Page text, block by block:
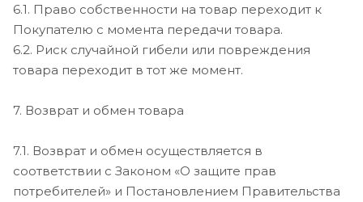
6.1. Право собственности на товар переходит к
Покупателю с момента передачи товара.
6.2. Риск случайной гибели или повреждения
товара переходит в тот же момент.
7. Возврат и обмен товара
7.1. Возврат и обмен осуществляется в
соответствии с Законом «О защите прав
потребителей» и Постановлением Правительства